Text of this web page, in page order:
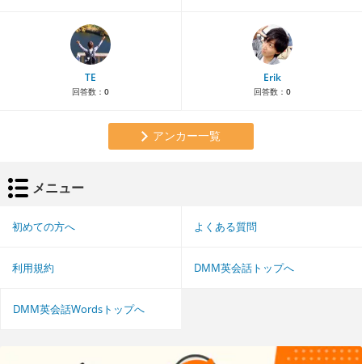
TE
回答数： 0
Erik
回答数： 0
アンカー一覧
メニュー
初めての方へ よくある質問
利用規約 DMM英会話トップへ
DMM英会話Wordsトップへ